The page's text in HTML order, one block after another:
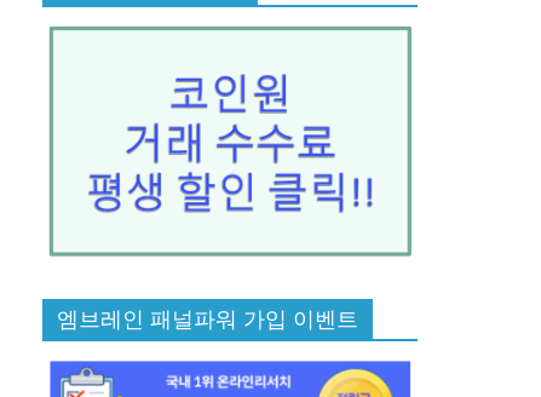
엠브레인 패널파워 가입 이벤트